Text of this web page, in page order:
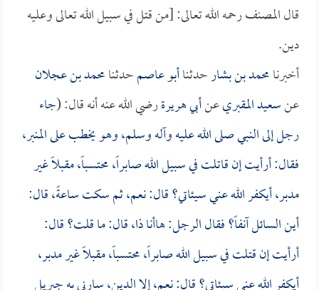
قال المصنف رحمه الله تعالى: [من قتل في سبيل الله تعالى وعليه
دين.
أخبرنامحمد بن بشارحدثناأبو عاصمحدثنامحمد بن عجلان
عنسعيد المقبريعنأبي هريرةرضي الله عنه أنه قال: (جاء
رجل إلى النبي صلى الله عليه وآله وسلم، وهو يخطب على المنبر،
فقال: أرأيت إن قاتلت في سبيل الله صابراً، محتسباً، مقبلاً غير
مدبر، أيكفر الله عني سيئاتي؟ قال: نعم، ثم سكت ساعةً، قال:
أين السائل آنفاً؟ فقال الرجل: هاأنا ذا، قال: ما قلت؟ قال:
أرأيت إن قتلت في سبيل الله صابراً، محتسباً، مقبلاً غير مدبر،